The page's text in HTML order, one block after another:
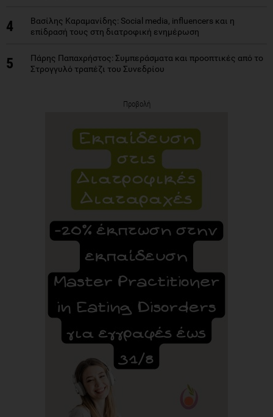
4
Βασίλης Καραμανίδης: Social media, influencers και η
επίδρασή τους στη διατροφική ενημέρωση
5
Πάρης Παπαχρήστος: Συμπεράσματα και προοπτικές από το
Στρογγυλό τραπέζι του Συνεδρίου
Προβολή